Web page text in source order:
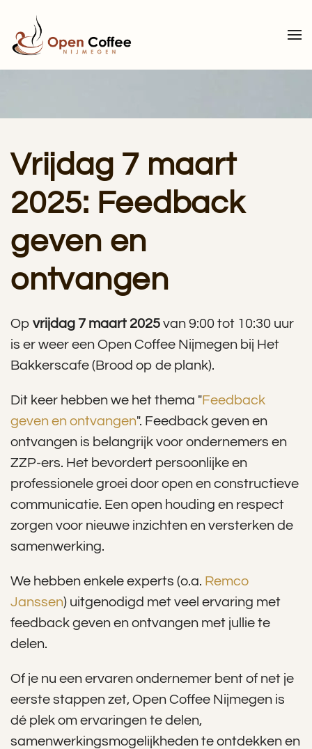
Terug naar hoofdinhoud
Vrijdag 7 maart
2025: Feedback
geven en
ontvangen
Op vrijdag 7 maart 2025 van 9:00 tot 10:30 uur
is er weer een Open Coffee Nijmegen bij Het
Bakkerscafe (Brood op de plank).
Dit keer hebben we het thema "Feedback
geven en ontvangen". Feedback geven en
ontvangen is belangrijk voor ondernemers en
ZZP-ers. Het bevordert persoonlijke en
professionele groei door open en constructieve
communicatie. Een open houding en respect
zorgen voor nieuwe inzichten en versterken de
samenwerking.
We hebben enkele experts (o.a. Remco
Janssen) uitgenodigd met veel ervaring met
feedback geven en ontvangen met jullie te
delen.
Of je nu een ervaren ondernemer bent of net je
eerste stappen zet, Open Coffee Nijmegen is
dé plek om ervaringen te delen,
samenwerkingsmogelijkheden te ontdekken en